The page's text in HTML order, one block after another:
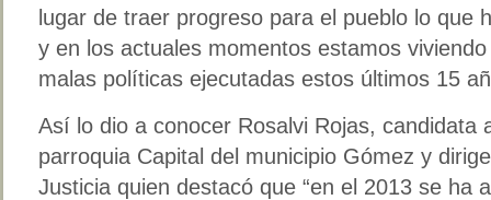
lugar de traer progreso para el pueblo lo que
y en los actuales momentos estamos
malas políticas ejecutadas estos últimos 15
Así lo dio a conocer Rosalvi Rojas, candidata
parroquia Capital del municipio Gómez y
Justicia quien destacó que “en el 2013 se ha